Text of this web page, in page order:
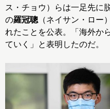
ス・チョウ）らは一足先に
の羅冠聰 （ネイサン・ロー
れたことを公表。「海外か
ていく」と表明したのだ。